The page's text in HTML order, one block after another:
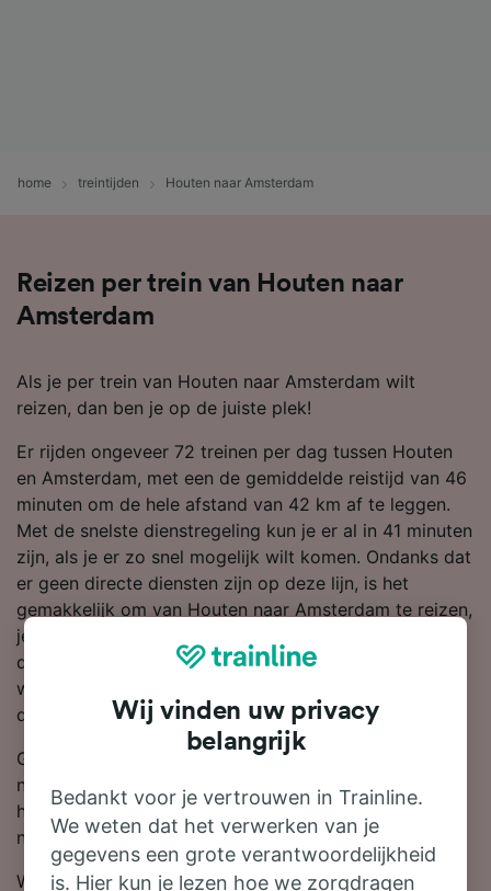
home treintijden Houten naar Amsterdam
Reizen per trein van Houten naar
Amsterdam
Als je per trein van Houten naar Amsterdam wilt
reizen, dan ben je op de juiste plek!
Er rijden ongeveer 72 treinen per dag tussen Houten
en Amsterdam, met een de gemiddelde reistijd van 46
minuten om de hele afstand van 42 km af te leggen.
Met de snelste dienstregeling kun je er al in 41 minuten
zijn, als je er zo snel mogelijk wilt komen. Ondanks dat
er geen directe diensten zijn op deze lijn, is het
gemakkelijk om van Houten naar Amsterdam te reizen,
je hoeft slechts 1 verandering over te stappen. NS is
de grootste treinmaatschappij op deze route, dus
waarschijnlijk reis je met hen gedurende je hele of een
deel van je reis naar Amsterdam.
Gebruik onze reisplanner boven aan de pagina om
naar goedkope kaartjes te zoeken en wij laten je zien
hoeveel korting je krijgt op treinkaartjes van Houten
naar Amsterdam als je van tevoren boekt.
Wil je je treinkaartjes naar Amsterdam boeken? Wacht
Wij vinden uw privacy
belangrijk
Bedankt voor je vertrouwen in Trainline.
We weten dat het verwerken van je
gegevens een grote verantwoordelijkheid
is. Hier kun je lezen hoe we zorgdragen